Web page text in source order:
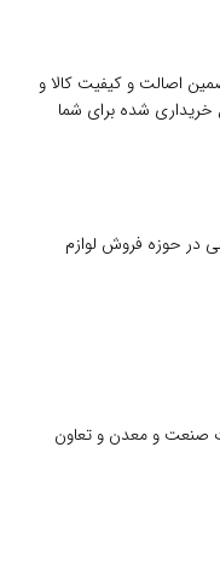
اصالت و کیفیت کالا و
شده برای شما
در حوزه فروش لوازم
صنعت و معدن و تعاون